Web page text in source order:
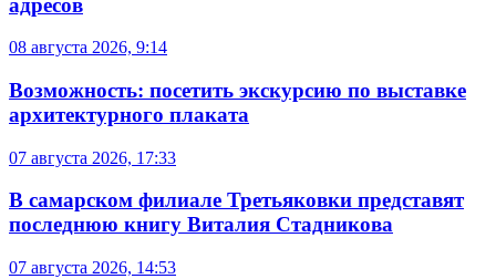
08 августа 2026, 9:14
Возможность: посетить экскурсию по выставке
архитектурного плаката
07 августа 2026, 17:33
В самарском филиале Третьяковки представят
последнюю книгу Виталия Стадникова
07 августа 2026, 14:53